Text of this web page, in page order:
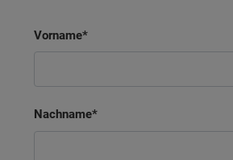
Vorname
Nachname